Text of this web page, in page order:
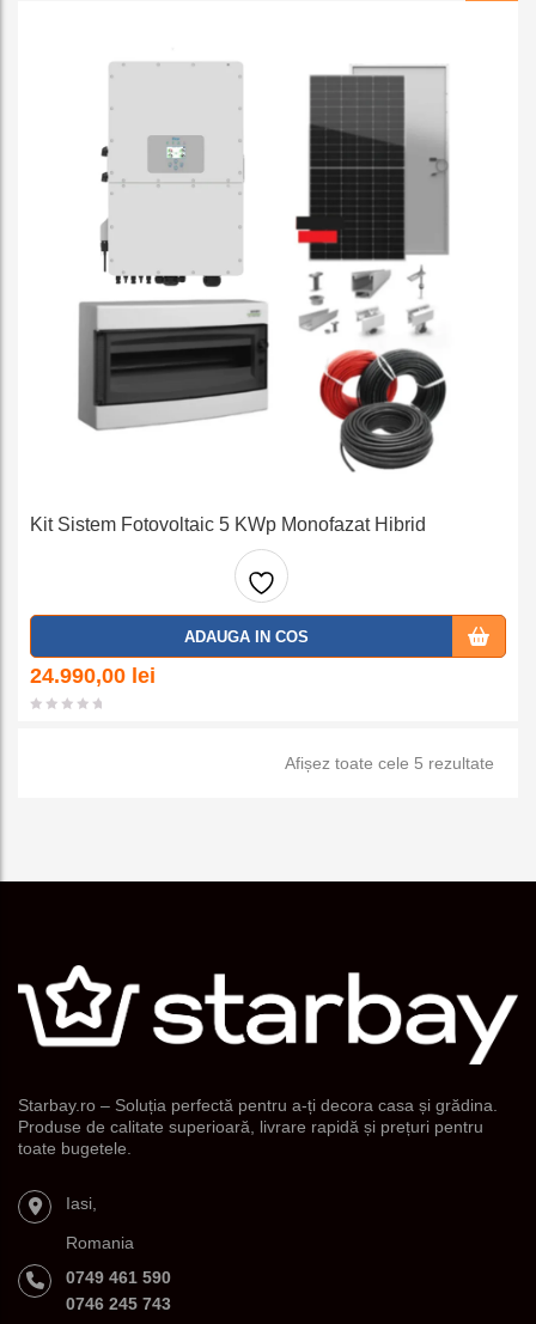
Kit Sistem Fotovoltaic 5 KWp Monofazat Hibrid
Adaug
ADAUGA IN COS
24.990,00 lei
Afișez toate cele 5 rezultate
Starbay.ro – Soluția perfectă pentru a-ți decora casa și grădina.
Produse de calitate superioară, livrare rapidă și prețuri pentru
toate bugetele.
Iasi,
Romania
0749 461 590
0746 245 743